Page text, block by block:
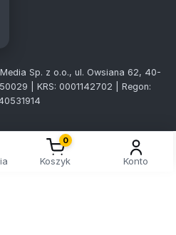
Sp. z o.o., ul. Owsiana 62, 40-
| KRS: 0001142702 | Regon:
0
Koszyk Konto